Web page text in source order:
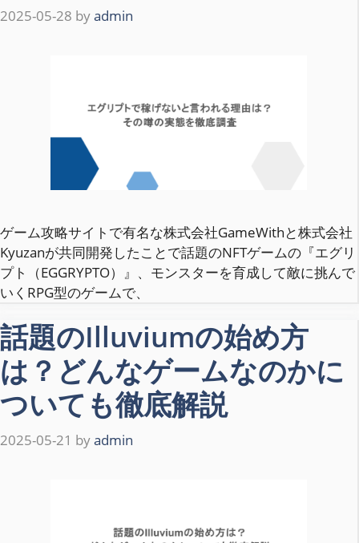
2025-05-28 byadmin
ゲーム攻略サイトで有名な株式会社GameWithと株式会社
Kyuzanが共同開発したことで話題のNFTゲームの『エグリ
プト（EGGRYPTO）』、モンスターを育成して敵に挑んで
いくRPG型のゲームで、
話題のIlluviumの始め方
は？どんなゲームなのかに
ついても徹底解説
2025-05-21 byadmin